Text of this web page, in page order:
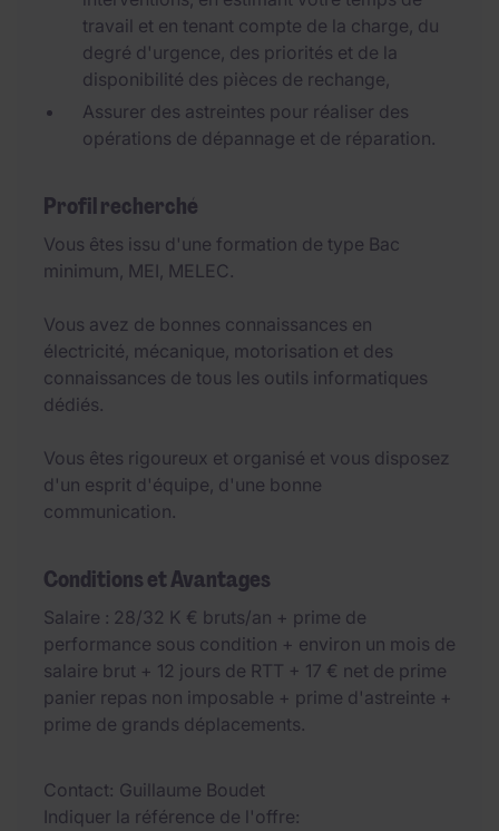
travail et en tenant compte de la charge, du
degré d'urgence, des priorités et de la
disponibilité des pièces de rechange,
Assurer des astreintes pour réaliser des
opérations de dépannage et de réparation.
Profil recherché
Vous êtes issu d'une formation de type Bac
minimum, MEI, MELEC.
Vous avez de bonnes connaissances en
électricité, mécanique, motorisation et des
connaissances de tous les outils informatiques
dédiés.
Vous êtes rigoureux et organisé et vous disposez
d'un esprit d'équipe, d'une bonne
communication.
Conditions et Avantages
Salaire : 28/32 K € bruts/an + prime de
performance sous condition + environ un mois de
salaire brut + 12 jours de RTT + 17 € net de prime
panier repas non imposable + prime d'astreinte +
prime de grands déplacements.
Contact Guillaume Boudet
Indiquer la référence de l'offre